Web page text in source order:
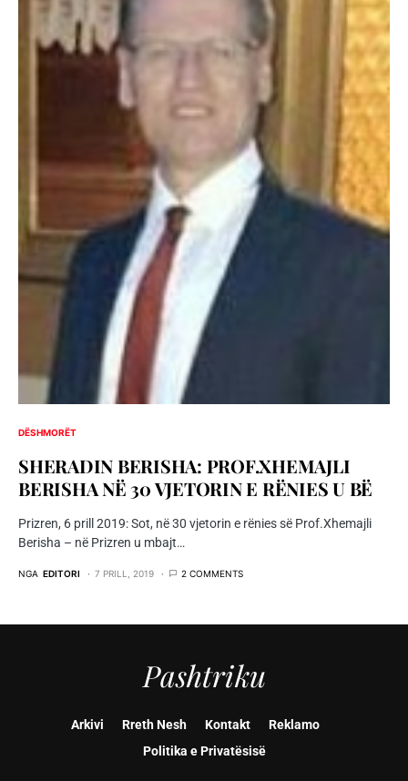
DËSHMORËT
SHERADIN BERISHA: PROF.XHEMAJLI
BERISHA NË 30 VJETORIN E RËNIES U BË
Prizren, 6 prill 2019: Sot, në 30 vjetorin e rënies së Prof.Xhemajli
Berisha – në Prizren u mbajt…
NGA EDITORI 7 PRILL, 2019 2 COMMENTS
Pashtriku
Arkivi Rreth Nesh Kontakt
Reklamo
Politika e Privatësisë